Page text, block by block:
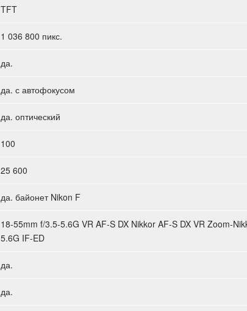
TFT
1 036 800 пикс.
да.
да. с автофокусом
да. оптический
100
25 600
да. байонет Nikon F
18-55mm f/3.5-5.6G VR AF-S DX Nikkor AF-S DX VR Zoom-
5.6G IF-ED
да.
да.